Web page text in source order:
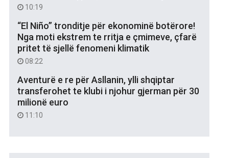
10:19
“El Niño” tronditje për ekonominë botërore!
Nga moti ekstrem te rritja e çmimeve, çfarë
pritet të sjellë fenomeni klimatik
08:22
Aventurë e re për Asllanin, ylli shqiptar
transferohet te klubi i njohur gjerman për 30
milionë euro
11:10